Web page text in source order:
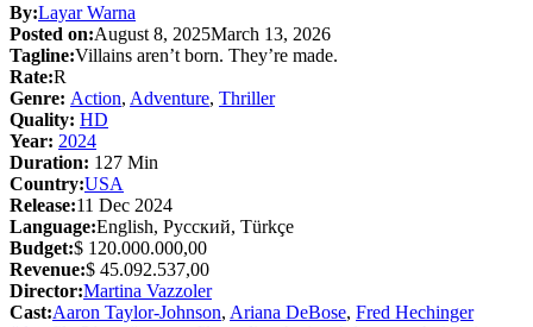
By:Layar Warna
Posted on:August 8, 2025March 13, 2026
Tagline:Villains aren’t born. They’re made.
Rate:R
Genre: Action, Adventure, Thriller
Quality: HD
Year: 2024
Duration: 127 Min
Country:USA
Release:11 Dec 2024
Language:English, Pусский, Türkçe
Budget:$ 120.000.000,00
Revenue:$ 45.092.537,00
Director:Martina Vazzoler
Cast:Aaron Taylor-Johnson, Ariana DeBose, Fred Hechinger